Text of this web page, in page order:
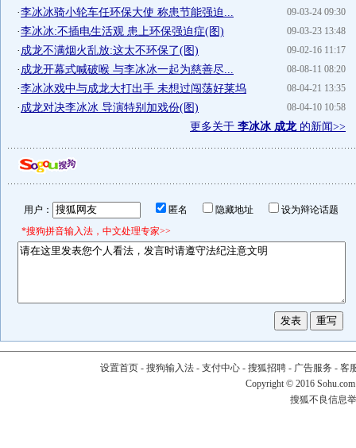
09-03-24 09:30
·李冰冰骑小轮车任环保大使 称患节能强迫...
09-03-23 13:48
·李冰冰:不插电生活观 患上环保强迫症(图)
09-02-16 11:17
·成龙不满烟火乱放:这太不环保了(图)
08-08-11 08:20
·成龙开幕式喊破喉 与李冰冰一起为慈善尽...
08-04-21 13:35
·李冰冰戏中与成龙大打出手 未想过闯荡好莱坞
08-04-10 10:58
·成龙对决李冰冰 导演特别加戏份(图)
更多关于 李冰冰 成龙 的新闻>>
用户： 匿名 隐藏地址
设为辩论话题
*搜狗拼音输入法，中文处理专家>>
设置首页- 搜狗输入法- 支付中心- 搜狐招聘- 广告服务 - 客
Copyright © 2016
搜狐不良信息